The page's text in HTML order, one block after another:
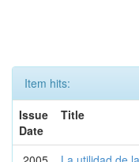
Item hits:
Issue
Date
Title